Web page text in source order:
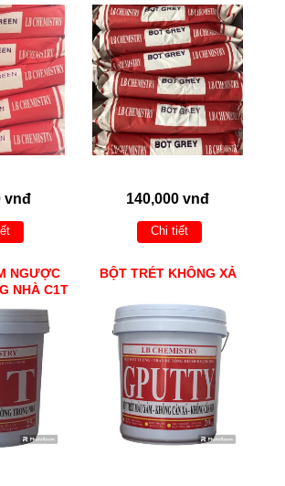
vnđ 140,000 vnđ
Chi tiết
NGƯỢC
NHÀ C1T
BỘT TRÉT KHÔNG XẢ